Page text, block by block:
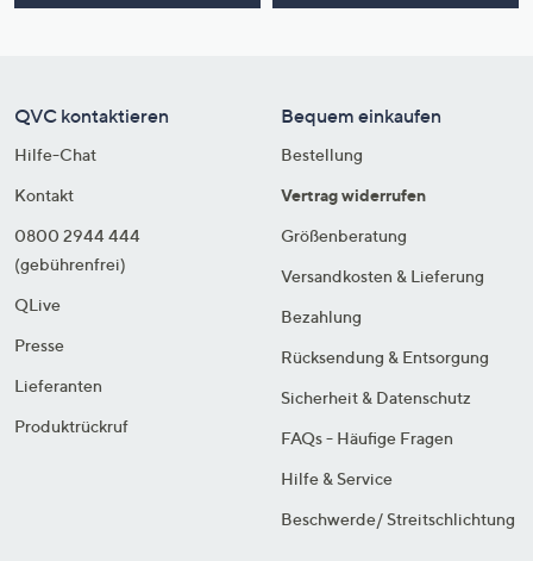
QVC kontaktieren
Hilfe-Chat
Kontakt
0800 2944 444
(gebührenfrei)
QLive
Presse
Lieferanten
Produktrückruf
Bequem einkaufen
Bestellung
Vertrag widerrufen
Größenberatung
Versandkosten & Lieferung
Bezahlung
Rücksendung & Entsorgung
Sicherheit & Datenschutz
FAQs - Häufige Fragen
Hilfe & Service
Beschwerde/ Streitschlichtung